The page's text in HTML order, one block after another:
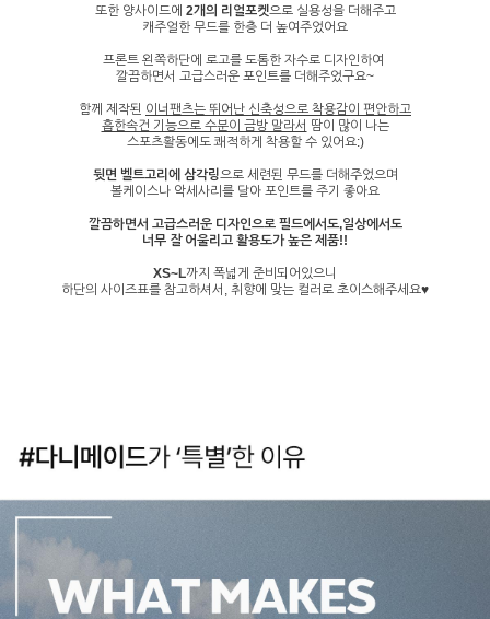
또한 양사이드에 2개의 리얼포켓으로 실용성을 더해주고
캐주얼한 무드를 한층 더 높여주었어요
프론트 왼쪽하단에 로고를 도톰한 자수로 디자인하여
깔끔하면서 고급스러운 포인트를 더해주었구요~
함께 제작된 이너팬츠는 뛰어난 신축성으로 착용감이 편안하고
흡한속건 기능으로 수분이 금방 말라서 땀이 많이 나는
스포츠활동에도 쾌적하게 착용할 수 있어요:)
뒷면 벨트고리에 삼각링으로 세련된 무드를 더해주었으며
볼케이스나 악세사리를 달아 포인트를 주기 좋아요
깔끔하면서 고급스러운 디자인으로 필드에서도,일상에서도
너무 잘 어울리고 활용도가 높은 제품!!
XS~L까지 폭넓게 준비되어있으니
하단의 사이즈표를 참고하셔서, 취향에 맞는 컬러로 초이스해주세요♥